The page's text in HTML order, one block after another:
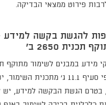
פירוט ממצאי הבדיקה.
להגשת בקשה למידע
2650 ב'
יש הפקעה לפי סעיף 11.1 ג'
בטרם הגשת הבקשה למידע, יש